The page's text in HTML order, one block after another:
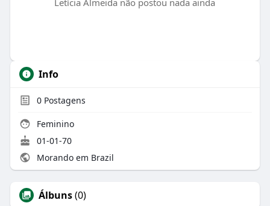
Info
0Postagens
Feminino
01-01-70
Morando em Brazil
Álbuns(0)